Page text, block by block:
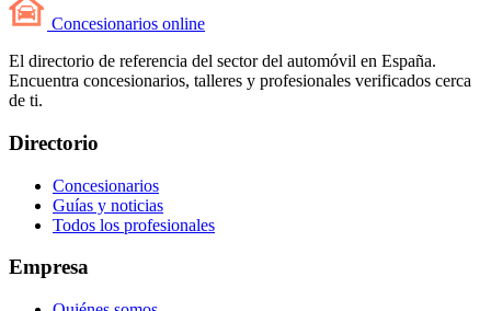
Concesionarios online
El directorio de referencia del sector del automóvil en España.
Encuentra concesionarios, talleres y profesionales verificados cerca
de ti.
Directorio
Concesionarios
Guías y noticias
Todos los profesionales
Empresa